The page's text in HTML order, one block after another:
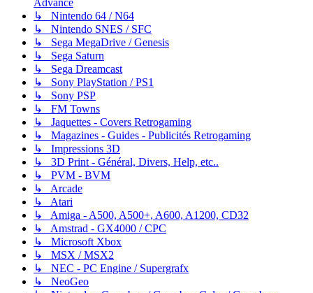
Advance
↳ Nintendo 64 / N64
↳ Nintendo SNES / SFC
↳ Sega MegaDrive / Genesis
↳ Sega Saturn
↳ Sega Dreamcast
↳ Sony PlayStation / PS1
↳ Sony PSP
↳ FM Towns
↳ Jaquettes - Covers Retrogaming
↳ Magazines - Guides - Publicités Retrogaming
↳ Impressions 3D
↳ 3D Print - Général, Divers, Help, etc..
↳ PVM - BVM
↳ Arcade
↳ Atari
↳ Amiga - A500, A500+, A600, A1200, CD32
↳ Amstrad - GX4000 / CPC
↳ Microsoft Xbox
↳ MSX / MSX2
↳ NEC - PC Engine / Supergrafx
↳ NeoGeo